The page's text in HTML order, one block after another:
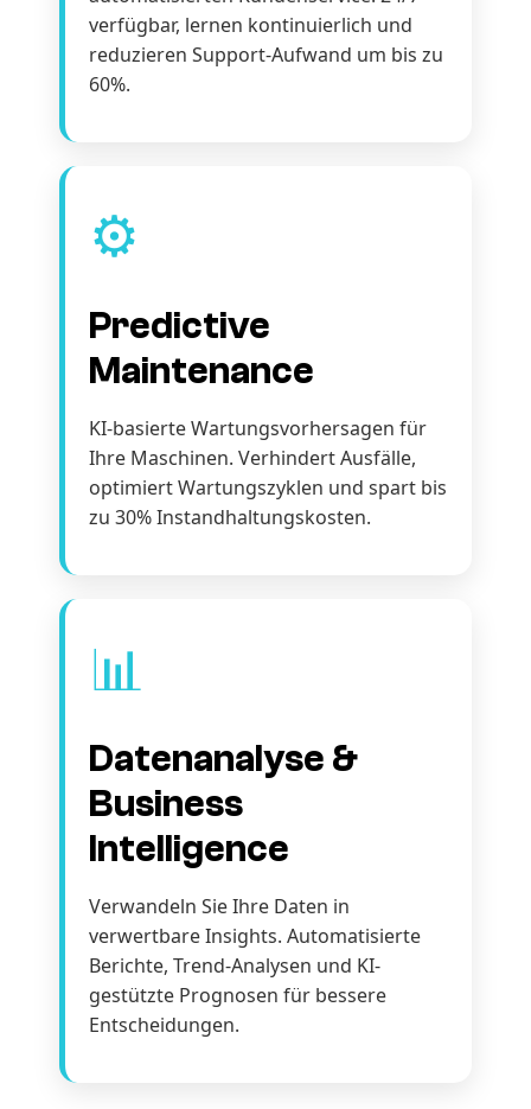
verfügbar, lernen kontinuierlich und
reduzieren Support-Aufwand um bis zu
60%.
⚙️
Predictive
Maintenance
KI-basierte Wartungsvorhersagen für
Ihre Maschinen. Verhindert Ausfälle,
optimiert Wartungszyklen und spart bis
zu 30% Instandhaltungskosten.
📊
Datenanalyse &
Business
Intelligence
Verwandeln Sie Ihre Daten in
verwertbare Insights. Automatisierte
Berichte, Trend-Analysen und KI-
gestützte Prognosen für bessere
Entscheidungen.